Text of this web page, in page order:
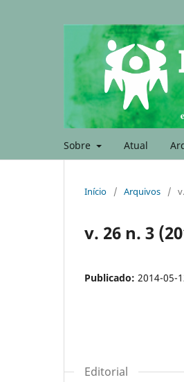
Sobre Atual
Início / Arquivos /
v. 26 n. 3
Publicado: 2014-05-
Editorial